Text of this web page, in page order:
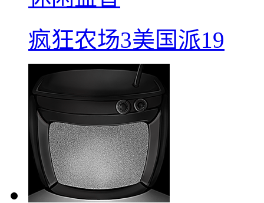
疯狂农场3美国派19